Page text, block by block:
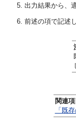
出力結果から、
前述の項で記述
関連項
「既